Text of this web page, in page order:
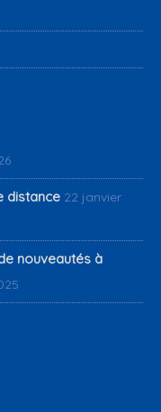
distance 22 janvier
nouveautés à